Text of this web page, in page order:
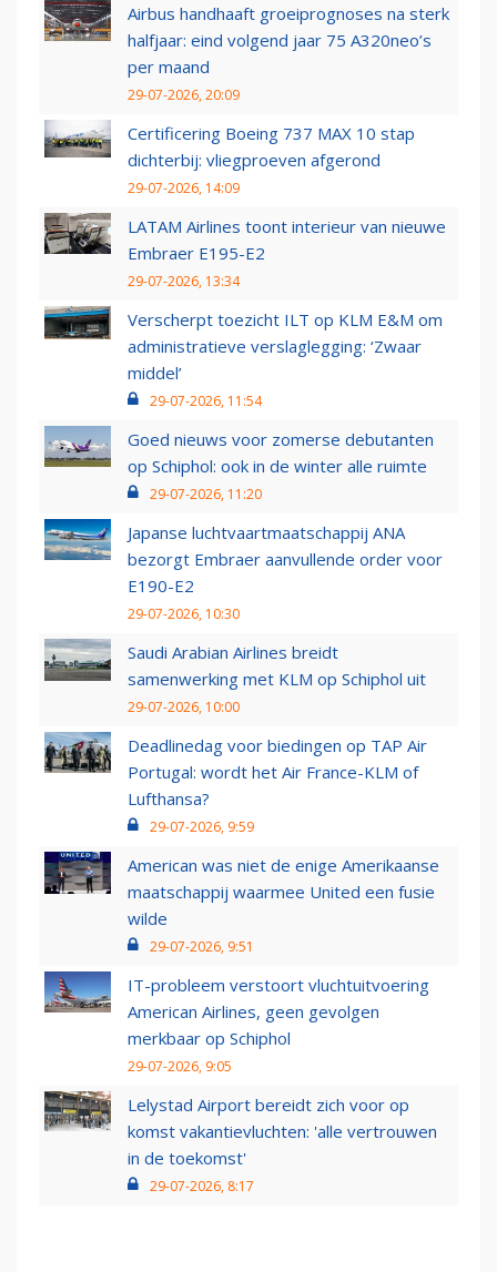
Airbus handhaaft groeiprognoses na sterk
halfjaar: eind volgend jaar 75 A320neo’s
per maand
29-07-2026, 20:09
Certificering Boeing 737 MAX 10 stap
dichterbij: vliegproeven afgerond
29-07-2026, 14:09
LATAM Airlines toont interieur van nieuwe
Embraer E195-E2
29-07-2026, 13:34
Verscherpt toezicht ILT op KLM E&M om
administratieve verslaglegging: ‘Zwaar
middel’
29-07-2026, 11:54
Goed nieuws voor zomerse debutanten
op Schiphol: ook in de winter alle ruimte
29-07-2026, 11:20
Japanse luchtvaartmaatschappij ANA
bezorgt Embraer aanvullende order voor
E190-E2
29-07-2026, 10:30
Saudi Arabian Airlines breidt
samenwerking met KLM op Schiphol uit
29-07-2026, 10:00
Deadlinedag voor biedingen op TAP Air
Portugal: wordt het Air France-KLM of
Lufthansa?
29-07-2026, 9:59
American was niet de enige Amerikaanse
maatschappij waarmee United een fusie
wilde
29-07-2026, 9:51
IT-probleem verstoort vluchtuitvoering
American Airlines, geen gevolgen
merkbaar op Schiphol
29-07-2026, 9:05
Lelystad Airport bereidt zich voor op
komst vakantievluchten: 'alle vertrouwen
in de toekomst'
29-07-2026, 8:17